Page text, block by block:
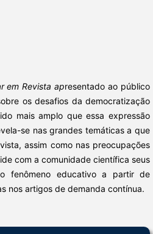
em Revista apresentado ao público
os desafios da democratização
mais amplo que essa expressão
se nas grandes temáticas a que
assim como nas preocupações
com a comunidade científica seus
fenômeno educativo a partir de
nos artigos de demanda contínua.